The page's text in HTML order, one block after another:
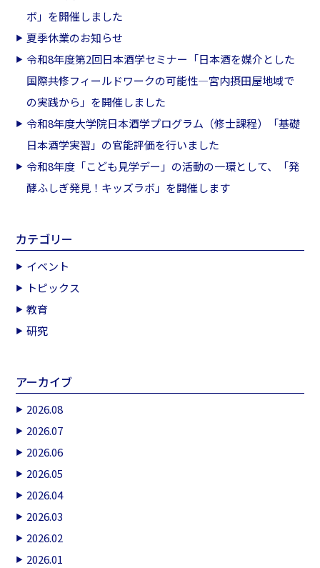
ボ」を開催しました
夏季休業のお知らせ
令和8年度第2回日本酒学セミナー「日本酒を媒介とした
国際共修フィールドワークの可能性―宮内摂田屋地域で
の実践から」を開催しました
令和8年度大学院日本酒学プログラム（修士課程）「基礎
日本酒学実習」の官能評価を行いました
令和8年度「こども見学デー」の活動の一環として、「発
酵ふしぎ発見！キッズラボ」を開催します
カテゴリー
イベント
トピックス
教育
研究
アーカイブ
2026.08
2026.07
2026.06
2026.05
2026.04
2026.03
2026.02
2026.01